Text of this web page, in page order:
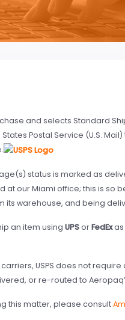
and selects Standard
Postal Service (U.S.
status is marked as
at our Miami office; this is so
its warehouse, and being
an item using UPSorFedExas
carriers, USPS does not
or re-routed to
this matter, please consult